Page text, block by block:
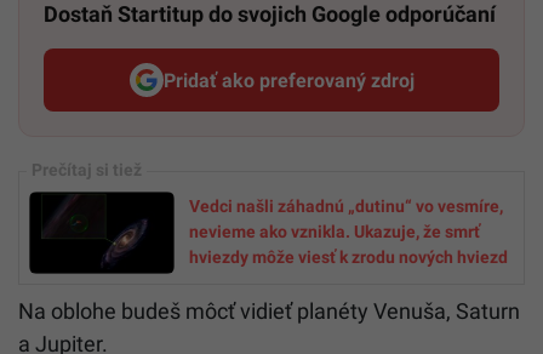
Dostaň Startitup do svojich Google odporúčaní
Pridať ako preferovaný zdroj
Startitup, odkaz sa otvorí v
Vedci našli záhadnú „dutinu“ vo vesmíre,
nevieme ako vznikla. Ukazuje, že smrť
hviezdy môže viesť k zrodu nových hviezd
Na oblohe budeš môcť vidieť planéty Venuša, Saturn
a Jupiter.